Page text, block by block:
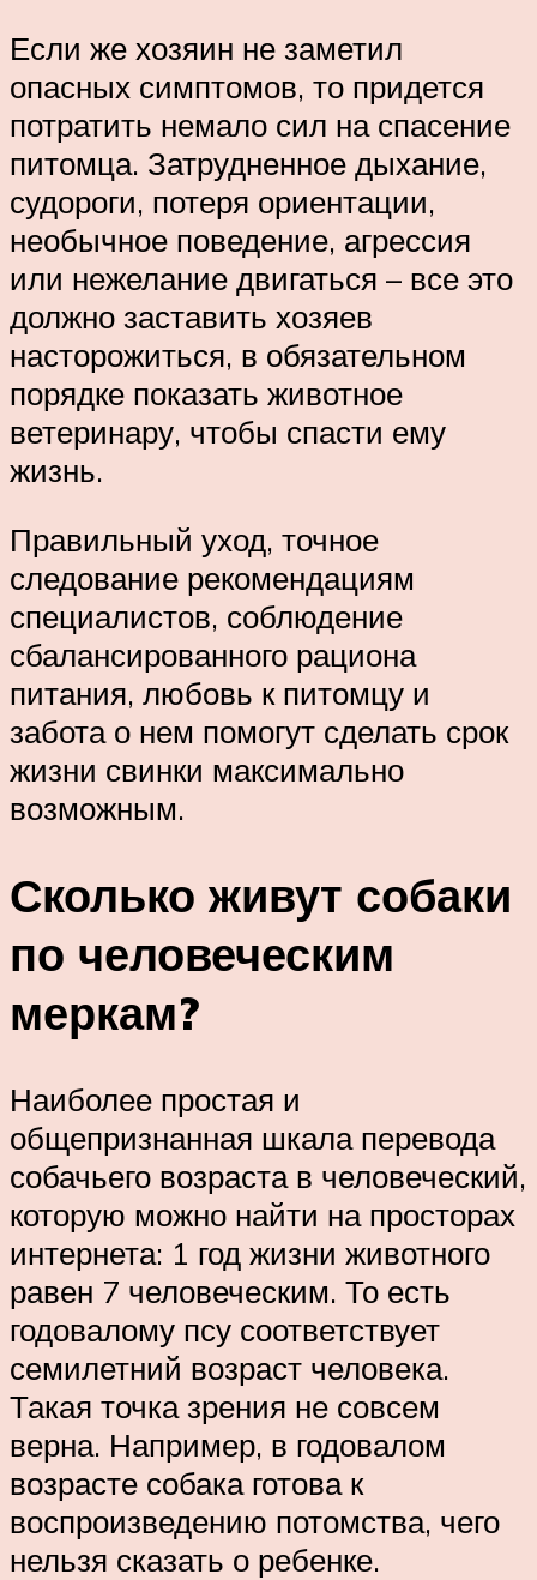
Если же хозяин не заметил
опасных симптомов, то придется
потратить немало сил на спасение
питомца. Затрудненное дыхание,
судороги, потеря ориентации,
необычное поведение, агрессия
или нежелание двигаться – все это
должно заставить хозяев
насторожиться, в обязательном
порядке показать животное
ветеринару, чтобы спасти ему
жизнь.
Правильный уход, точное
следование рекомендациям
специалистов, соблюдение
сбалансированного рациона
питания, любовь к питомцу и
забота о нем помогут сделать срок
жизни свинки максимально
возможным.
Сколько живут собаки
по человеческим
меркам?
Наиболее простая и
общепризнанная шкала перевода
собачьего возраста в человеческий,
которую можно найти на просторах
интернета: 1 год жизни животного
равен 7 человеческим. То есть
годовалому псу соответствует
семилетний возраст человека.
Такая точка зрения не совсем
верна. Например, в годовалом
возрасте собака готова к
воспроизведению потомства, чего
нельзя сказать о ребенке.